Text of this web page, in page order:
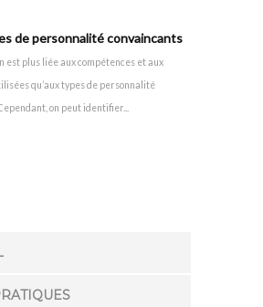
de personnalité convaincants
est plus liée aux compétences et aux
qu’aux types de personnalité
on peut identifier...